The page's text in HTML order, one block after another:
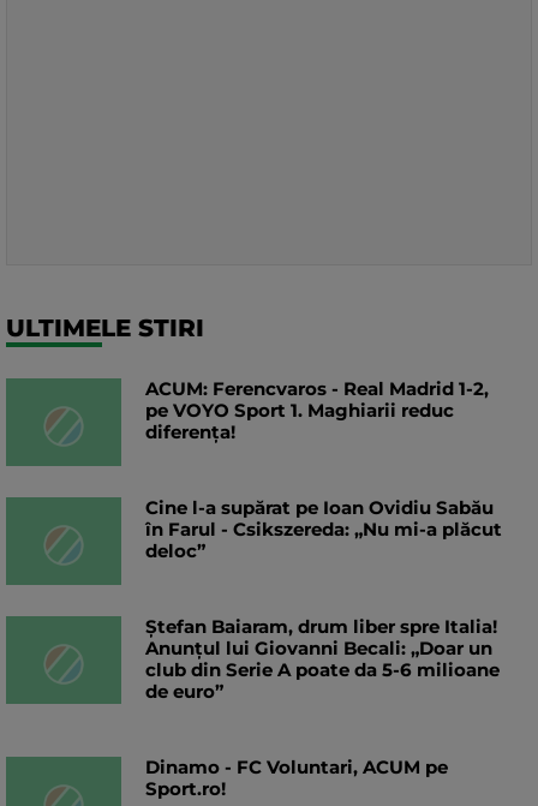
ULTIMELE STIRI
ACUM: Ferencvaros - Real Madrid 1-2,
pe VOYO Sport 1. Maghiarii reduc
diferența!
Cine l-a supărat pe Ioan Ovidiu Sabău
în Farul - Csikszereda: „Nu mi-a plăcut
deloc”
Ștefan Baiaram, drum liber spre Italia!
Anunțul lui Giovanni Becali: „Doar un
club din Serie A poate da 5-6 milioane
de euro”
Dinamo - FC Voluntari, ACUM pe
Sport.ro!